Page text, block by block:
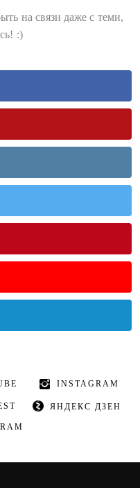
на связи даже с теми,
:)
INSTAGRAM
ЯНДЕКС ДЗЕН